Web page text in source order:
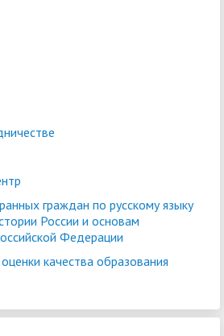
граждан по русскому языку
России и основам
Федерации
качества образования